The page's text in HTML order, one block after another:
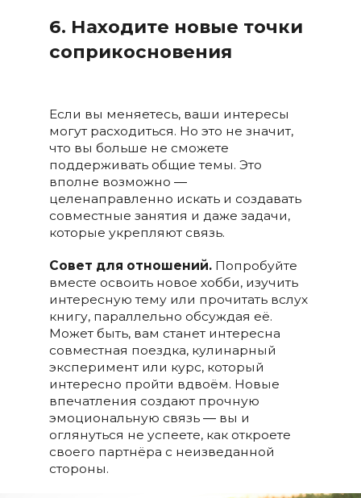
6. Находите новые точки
соприкосновения
Если вы меняетесь, ваши интересы
могут расходиться. Но это не значит,
что вы больше не сможете
поддерживать общие темы. Это
вполне возможно ―
целенаправленно искать и создавать
совместные занятия и даже задачи,
которые укрепляют связь.
Совет для отношений.Попробуйте
вместе освоить новое хобби, изучить
интересную тему или прочитать вслух
книгу, параллельно обсуждая её.
Может быть, вам станет интересна
совместная поездка, кулинарный
эксперимент или курс, который
интересно пройти вдвоём. Новые
впечатления создают прочную
эмоциональную связь ― вы и
оглянуться не успеете, как откроете
своего партнёра с неизведанной
стороны.